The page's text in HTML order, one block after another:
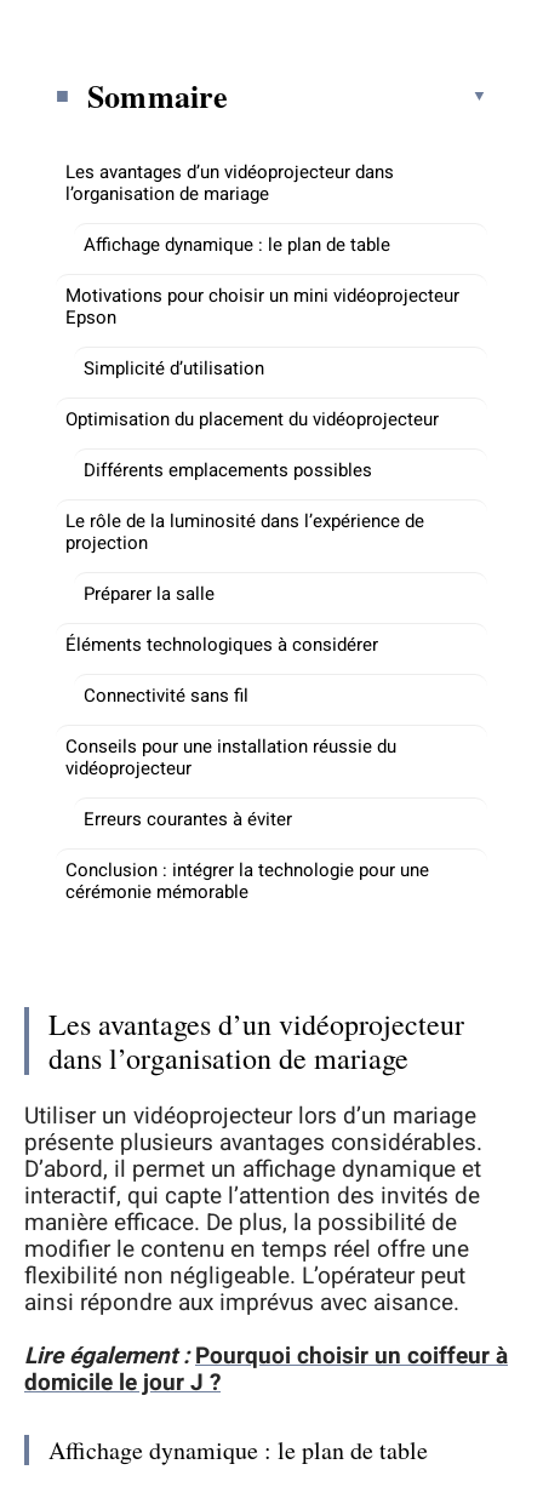
Sommaire
Les avantages d’un vidéoprojecteur dans
l’organisation de mariage
Affichage dynamique : le plan de table
Motivations pour choisir un mini vidéoprojecteur
Epson
Simplicité d’utilisation
Optimisation du placement du vidéoprojecteur
Différents emplacements possibles
Le rôle de la luminosité dans l’expérience de
projection
Préparer la salle
Éléments technologiques à considérer
Connectivité sans fil
Conseils pour une installation réussie du
vidéoprojecteur
Erreurs courantes à éviter
Conclusion : intégrer la technologie pour une
cérémonie mémorable
Les avantages d’un vidéoprojecteur
dans l’organisation de mariage
Utiliser un vidéoprojecteur lors d’un mariage
présente plusieurs avantages considérables.
D’abord, il permet un affichage dynamique et
interactif, qui capte l’attention des invités de
manière efficace. De plus, la possibilité de
modifier le contenu en temps réel offre une
flexibilité non négligeable. L’opérateur peut
ainsi répondre aux imprévus avec aisance.
Lire également :Pourquoi choisir un coiffeur à
domicile le jour J ?
Affichage dynamique : le plan de table